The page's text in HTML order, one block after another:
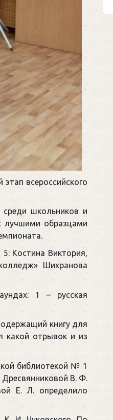
всероссийского
среди школьников и
лучшими образцами
Костина Виктория,
Шихранова
1 – русская
книгу для
какой отрывок и из
библиотекой № 1
Дресвянниковой В. Ф.
Е. Л. определило